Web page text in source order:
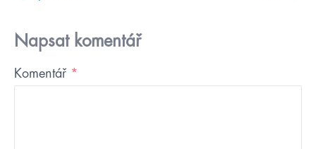
Napsat komentář
Komentář *